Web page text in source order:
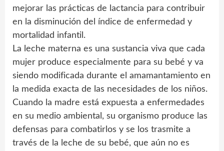
mejorar las prácticas de lactancia para contribuir
en la disminución del índice de enfermedad y
mortalidad infantil.
La leche materna es una sustancia viva que cada
mujer produce especialmente para su bebé y va
siendo modificada durante el amamantamiento en
la medida exacta de las necesidades de los niños.
Cuando la madre está expuesta a enfermedades
en su medio ambiental, su organismo produce las
defensas para combatirlos y se los trasmite a
través de la leche de su bebé, que aún no es